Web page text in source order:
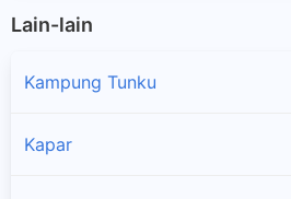
Lain-lain
Kampung Tunku
Kapar